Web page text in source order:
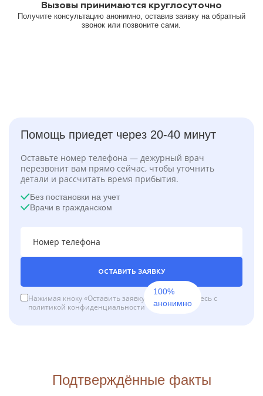
Вызовы принимаются круглосуточно
Получите консультацию анонимно, оставив заявку на обратный
звонок или позвоните сами.
Помощь приедет через 20-40 минут
Оставьте номер телефона — дежурный врач
перезвонит вам прямо сейчас, чтобы уточнить
детали и рассчитать время прибытия.
Без постановки на учет
Врачи в гражданском
ОСТАВИТЬ ЗАЯВКУ
Нажимая кноку «Оставить заявку», вы соглашаетесь с
политикой конфиденциальности
100%
анонимно
Подтверждённые факты